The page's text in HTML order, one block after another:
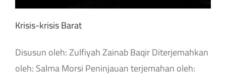
Krisis-krisis Barat
Disusun oleh: Zulfiyah Zainab Baqir Diterjemahkan
oleh: Salma Morsi Peninjauan terjemahan oleh: